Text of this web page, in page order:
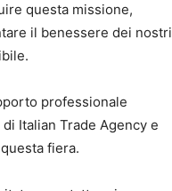
questa missione,
il benessere dei nostri
professionale
Italian Trade Agency e
fiera.